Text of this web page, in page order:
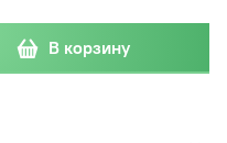
В корзину